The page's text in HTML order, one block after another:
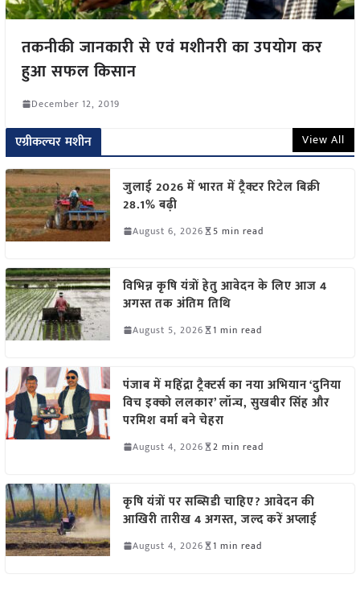
तकनीकी जानकारी से एवं मशीनरी का उपयोग कर
हुआ सफल किसान
December 12, 2019
एग्रीकल्चर मशीन View All
जुलाई 2026 में भारत में ट्रैक्टर रिटेल बिक्री
28.1% बढ़ी
August 6, 2026 5 min read
विभिन्न कृषि यंत्रों हेतु आवेदन के लिए आज 4
अगस्त तक अंतिम तिथि
August 5, 2026 1 min read
पंजाब में महिंद्रा ट्रैक्टर्स का नया अभियान ‘दुनिया
विच इक्को ललकार’ लॉन्च, सुखबीर सिंह और
परमिश वर्मा बने चेहरा
August 4, 2026 2 min read
कृषि यंत्रों पर सब्सिडी चाहिए? आवेदन की
आखिरी तारीख 4 अगस्त, जल्द करें अप्लाई
August 4, 2026 1 min read